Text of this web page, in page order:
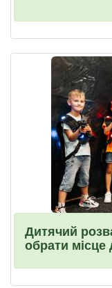
Дитячий
обрати місце